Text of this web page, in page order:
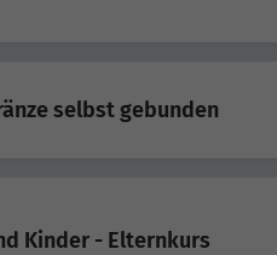
selbst gebunden
Kinder - Elternkurs